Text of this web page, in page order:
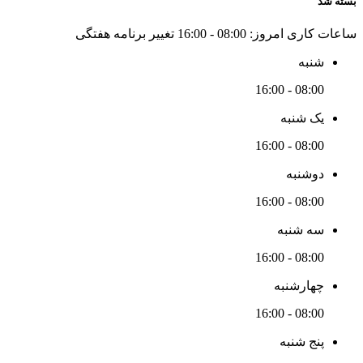
ساعات کاری امروز: 08:00 - 16:00 تغییر برنامه هفتگی
شنبه
08:00 - 16:00
یک شنبه
08:00 - 16:00
دوشنبه
08:00 - 16:00
سه شنبه
08:00 - 16:00
چهارشنبه
08:00 - 16:00
پنج شنبه